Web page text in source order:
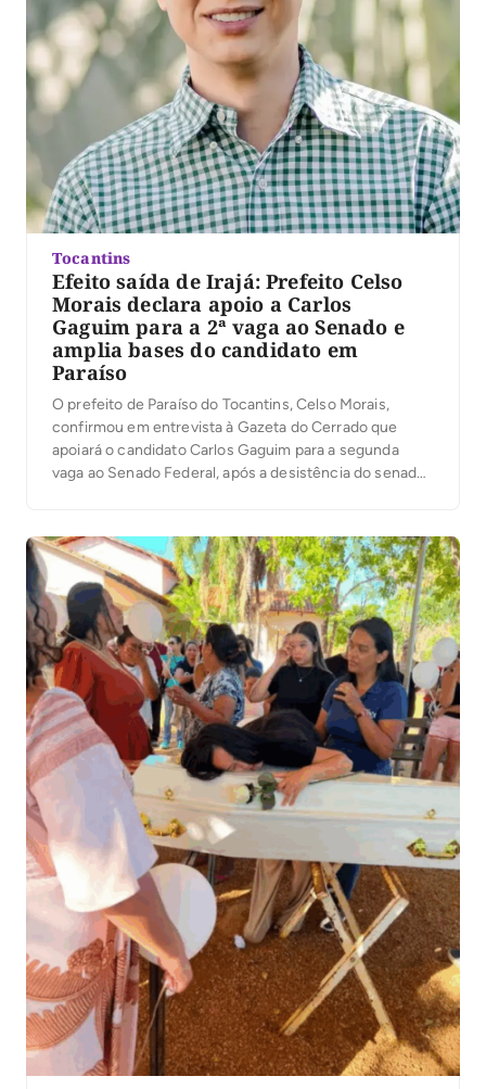
Tocantins
Efeito saída de Irajá: Prefeito Celso
Morais declara apoio a Carlos
Gaguim para a 2ª vaga ao Senado e
amplia bases do candidato em
Paraíso
O prefeito de Paraíso do Tocantins, Celso Morais,
confirmou em entrevista à Gazeta do Cerrado que
apoiará o candidato Carlos Gaguim para a segunda
vaga ao Senado Federal, após a desistência do senador
Eduardo Gomes, […]